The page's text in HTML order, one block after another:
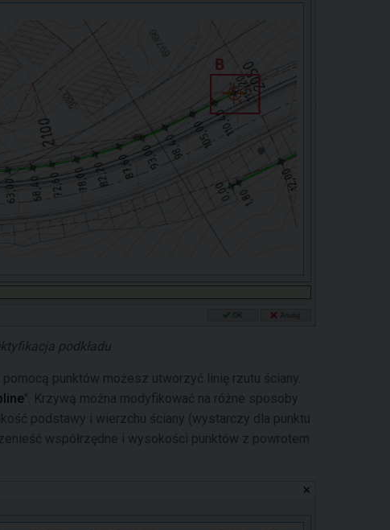
podkładu
pomocą punktów możesz utworzyć linię rzutu ściany.
". Krzywą można modyfikować na różne sposoby
podstawy i wierzchu ściany (wystarczy dla punktu
współrzędne i wysokości punktów z powrotem